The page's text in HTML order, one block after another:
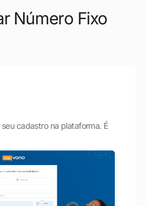
Número Fixo
cadastro na plataforma. É